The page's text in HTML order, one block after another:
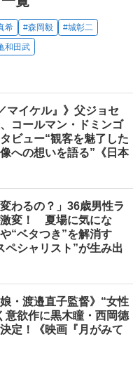
希 #森岡毅
#城彰二
和田武
マイケル』》父ジョセ
コールマン・ドミンゴ
ビュー“観客を魅了した
への想いを語る”《日本
わるの？」36歳男性ラ
激変！ 夏場に気にな
“ベタつき”を解消す
ペシャリスト”が生み出
・渡邉直子監督》“女性
意欲作に黒木瞳・西岡德
定！《映画『月がみて